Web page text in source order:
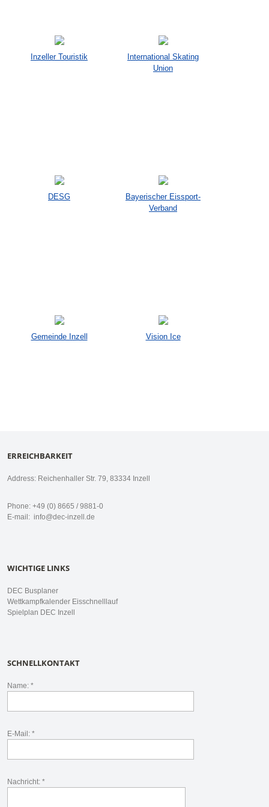
Inzeller Touristik
International Skating
Union
DESG
Bayerischer Eissport-
Verband
Gemeinde Inzell Vision Ice
ERREICHBARKEIT
Address: Reichenhaller Str. 79, 83334 Inzell
Phone: +49 (0) 8665 / 9881-0
E-mail: info@dec-inzell.de
WICHTIGE LINKS
DEC Busplaner
Wettkampfkalender Eisschnelllauf
Spielplan DEC Inzell
SCHNELLKONTAKT
Name: *
E-Mail: *
Nachricht: *